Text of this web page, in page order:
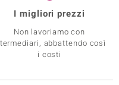
I migliori prezzi
Non lavoriamo con
abbattendo così
i costi